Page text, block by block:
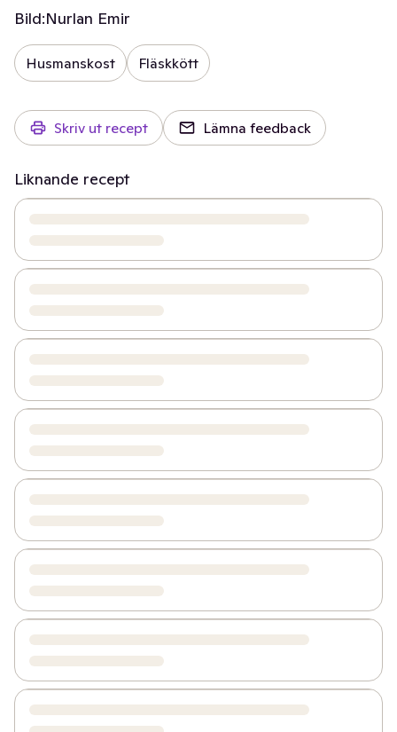
Bild:Nurlan Emir
Husmanskost Fläskkött
Skriv ut recept Lämna feedback
Liknande recept